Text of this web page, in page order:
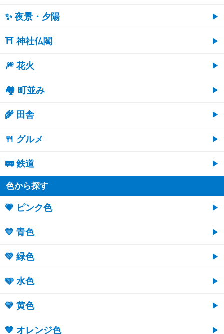
✨ 夜景・夕陽
⛩ 神社仏閣
🎆 花火
🏘 町並み
🌾 田舎
🍴 グルメ
🚃 鉄道
色から探す
💗 ピンク色
💙 青色
💚 緑色
🩵 水色
💛 黄色
🧡 オレンジ色